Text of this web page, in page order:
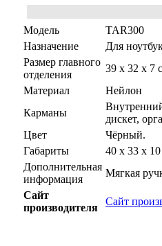
Модель
TAR300
Назначение
Для
Размер главного
отделения
39 x 32 x 7
Материал
Нейлон
Карманы
дискет,
Цвет
Чёрный.
Габариты
40 x 33 x
Дополнительная
информация
Мягкая
Сайт
производителя
Сайт